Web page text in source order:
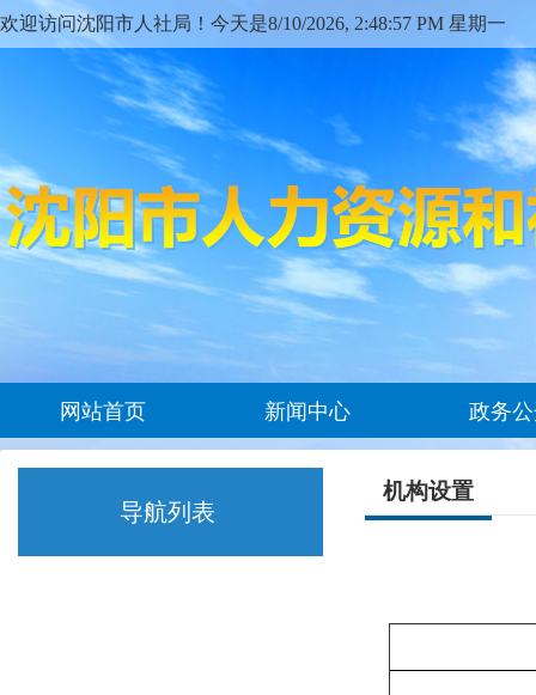
欢迎访问沈阳市人社局！今天是8/10/2026, 2:48:58 PM 星期一
网站首页 新闻中心 政务
导航列表
机构设置